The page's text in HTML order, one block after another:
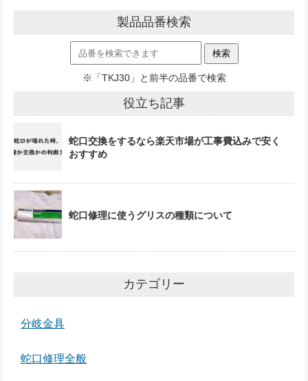
製品品番検索
※「TKJ30」と前半の品番で検索
役立ち記事
蛇口交換をするなら楽天市場が工事費込みで安く
おすすめ
蛇口修理に使うグリスの種類について
カテゴリー
分岐金具
蛇口修理全般